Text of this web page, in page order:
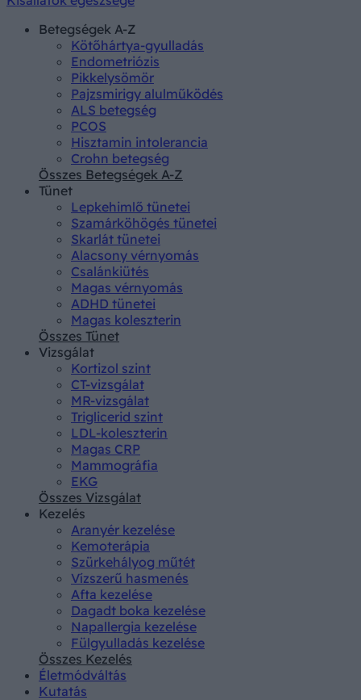
Betegségek A-Z
Kötőhártya-gyulladás
Endometriózis
Pikkelysömör
Pajzsmirigy alulműködés
ALS betegség
PCOS
Hisztamin intolerancia
Crohn betegség
Összes Betegségek A-Z
Tünet
Lepkehimlő tünetei
Szamárköhögés tünetei
Skarlát tünetei
Alacsony vérnyomás
Csalánkiütés
Magas vérnyomás
ADHD tünetei
Magas koleszterin
Összes Tünet
Vizsgálat
Kortizol szint
CT-vizsgálat
MR-vizsgálat
Triglicerid szint
LDL-koleszterin
Magas CRP
Mammográfia
EKG
Összes Vizsgálat
Kezelés
Aranyér kezelése
Kemoterápia
Szürkehályog műtét
Vízszerű hasmenés
Afta kezelése
Dagadt boka kezelése
Napallergia kezelése
Fülgyulladás kezelése
Összes Kezelés
Életmódváltás
Kutatás